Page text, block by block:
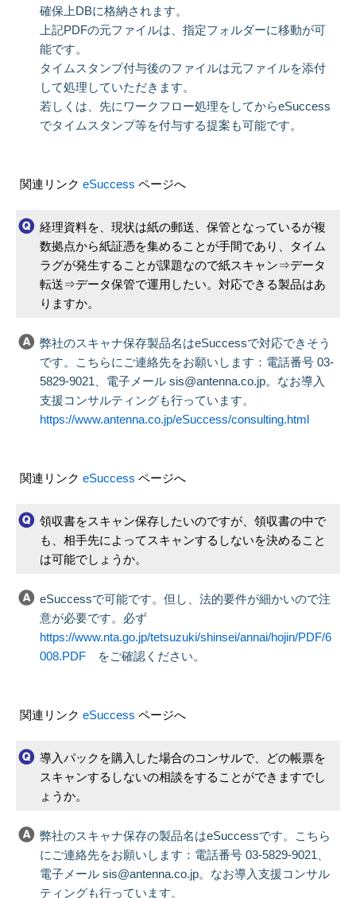
確保上DBに格納されます。
上記PDFの元ファイルは、指定フォルダーに移動が可
能です。
タイムスタンプ付与後のファイルは元ファイルを添付
して処理していただきます。
若しくは、先にワークフロー処理をしてからeSuccess
でタイムスタンプ等を付与する提案も可能です。
関連リンク eSuccess ページへ
経理資料を、現状は紙の郵送、保管となっているが複
数拠点から紙証憑を集めることが手間であり、タイム
ラグが発生することが課題なので紙スキャン⇒データ
転送⇒データ保管で運用したい。対応できる製品はあ
りますか。
弊社のスキャナ保存製品名はeSuccessで対応できそう
です。こちらにご連絡先をお願いします：電話番号 03-
5829-9021、電子メール sis@antenna.co.jp。なお導入
支援コンサルティングも行っています。
https://www.antenna.co.jp/eSuccess/consulting.html
関連リンク eSuccess ページへ
領収書をスキャン保存したいのですが、領収書の中で
も、相手先によってスキャンするしないを決めること
は可能でしょうか。
eSuccessで可能です。但し、法的要件が細かいので注
意が必要です。必ず
https://www.nta.go.jp/tetsuzuki/shinsei/annai/hojin/PDF/6
008.PDF をご確認ください。
関連リンク eSuccess ページへ
導入パックを購入した場合のコンサルで、どの帳票を
スキャンするしないの相談をすることができますでし
ょうか。
弊社のスキャナ保存の製品名はeSuccessです。こちら
にご連絡先をお願いします：電話番号 03-5829-9021、
電子メール sis@antenna.co.jp。なお導入支援コンサル
ティングも行っています。